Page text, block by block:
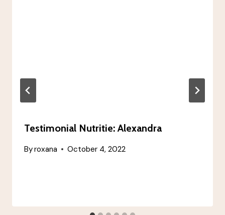
Testimonial Nutritie: Alexandra
Byroxana October 4, 2022